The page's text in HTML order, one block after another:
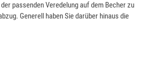
passenden Veredelung auf dem Becher zu
Generell haben Sie darüber hinaus die